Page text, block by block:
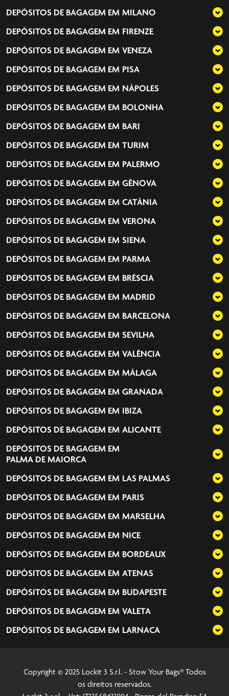
DEPÓSITOS DE BAGAGEM EM MILANO
DEPÓSITOS DE BAGAGEM EM FIRENZE
DEPÓSITOS DE BAGAGEM EM VENEZA
DEPÓSITOS DE BAGAGEM EM PISA
DEPÓSITOS DE BAGAGEM EM NÀPOLES
DEPÓSITOS DE BAGAGEM EM BOLONHA
DEPÓSITOS DE BAGAGEM EM BARI
DEPÓSITOS DE BAGAGEM EM TURIM
DEPÓSITOS DE BAGAGEM EM PALERMO
DEPÓSITOS DE BAGAGEM EM GÊNOVA
DEPÓSITOS DE BAGAGEM EM CATÂNIA
DEPÓSITOS DE BAGAGEM EM VERONA
DEPÓSITOS DE BAGAGEM EM SIENA
DEPÓSITOS DE BAGAGEM EM PARMA
DEPÓSITOS DE BAGAGEM EM BRÉSCIA
DEPÓSITOS DE BAGAGEM EM MADRID
DEPÓSITOS DE BAGAGEM EM BARCELONA
DEPÓSITOS DE BAGAGEM EM SEVILHA
DEPÓSITOS DE BAGAGEM EM VALÊNCIA
DEPÓSITOS DE BAGAGEM EM MÁLAGA
DEPÓSITOS DE BAGAGEM EM GRANADA
DEPÓSITOS DE BAGAGEM EM IBIZA
DEPÓSITOS DE BAGAGEM EM ALICANTE
DEPÓSITOS DE BAGAGEM EM
PALMA DE MAIORCA
DEPÓSITOS DE BAGAGEM EM LAS PALMAS
DEPÓSITOS DE BAGAGEM EM PARIS
DEPÓSITOS DE BAGAGEM EM MARSELHA
DEPÓSITOS DE BAGAGEM EM NICE
DEPÓSITOS DE BAGAGEM EM BORDEAUX
DEPÓSITOS DE BAGAGEM EM ATENAS
DEPÓSITOS DE BAGAGEM EM BUDAPESTE
DEPÓSITOS DE BAGAGEM EM VALETA
DEPÓSITOS DE BAGAGEM EM LARNACA
Copyright © 2025 Lockit 3 S.r.l. - Stow Your Bags® Todos
os direitos reservados.